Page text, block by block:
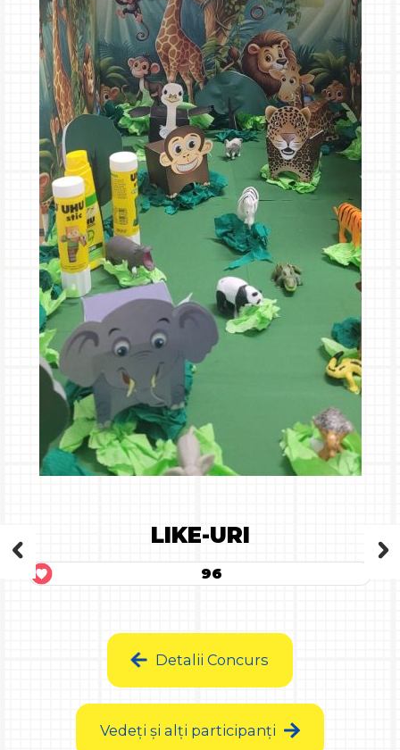
LIKE-URI
96
Detalii Concurs
Vedeți și alți participanți